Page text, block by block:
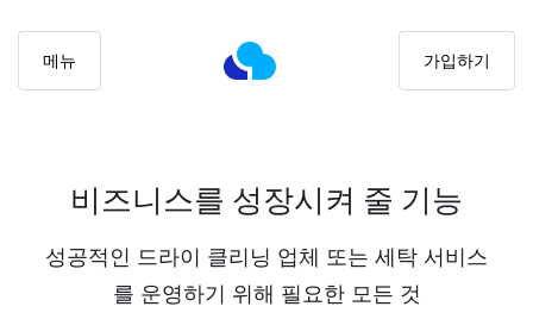
메뉴 가입하기
비즈니스를 성장시켜 줄 기능
성공적인 드라이 클리닝 업체 또는 세탁 서비스
를 운영하기 위해 필요한 모든 것